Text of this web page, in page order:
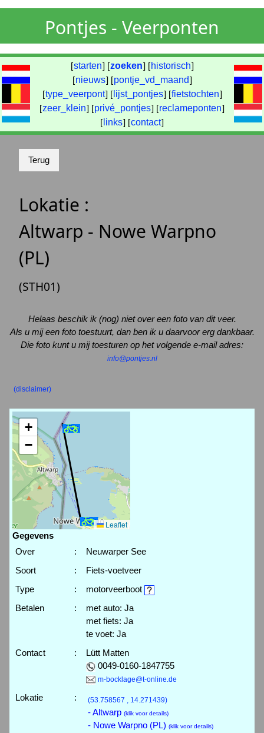
Pontjes - Veerponten
[starten] [zoeken] [ historisch]
[nieuws] [pontje_vd_maand]
[type_veerpont] [ lijst_pontjes] [fietstochten]
[zeer_klein] [privé_pontjes] [reclameponten]
[ links] [contact]
Lokatie :
Altwarp - Nowe Warpno
(PL)
(STH01)
Helaas beschik ik (nog) niet over een foto van dit veer.
Als u mij een foto toestuurt, dan ben ik u daarvoor erg dankbaar.
Die foto kunt u mij toesturen op het volgende e-mail adres:
info@pontjes.nl
(disclaimer)
+
−
Leaflet
Gegevens
Over
:
Neuwarper See
Soort
:
Fiets-voetveer
Type
:
motorveerboot
Betalen
:
met auto: Ja
met fiets: Ja
te voet: Ja
Contact
:
Lütt Matten
0049-0160-1847755
m-bocklage@t-online.de
Lokatie : (53.758567 , 14.271439)
- Altwarp (klik voor details)
- Nowe Warpno (PL) (klik voor details)